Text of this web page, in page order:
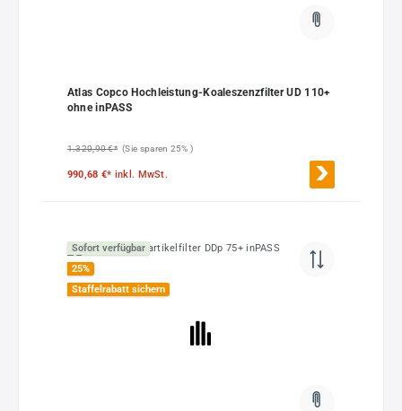
Atlas Copco Hochleistung-Koaleszenzfilter UD 110+
ohne inPASS
1.320,90 €* (Sie sparen 25% )
990,68 €* inkl. MwSt.
Sofort verfügbar
25%
Staffelrabatt sichern